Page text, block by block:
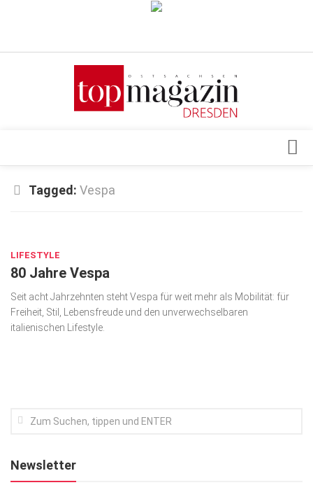
Verkaufsstellen
Top Gesundheitsforum Dresden / Ostsachsen
Geschäft
gesund & schön
Gesellschaft
Kunst & Kultur
SACHSEN IN PARIS
Tagged: Vespa
LIFESTYLE
80 Jahre Vespa
Seit acht Jahrzehnten steht Vespa für weit mehr als Mobilität: für
Freiheit, Stil, Lebensfreude und den unverwechselbaren
italienischen Lifestyle.
Newsletter